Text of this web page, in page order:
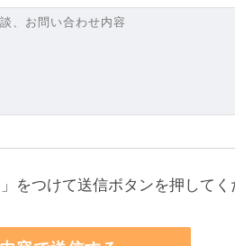
つけて送信ボタンを押してく